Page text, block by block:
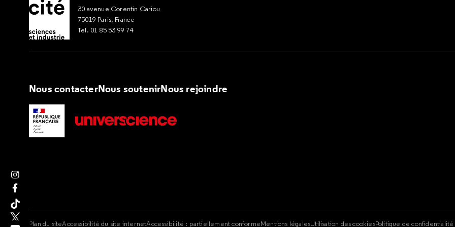
Suivez nous sur Instagram
Suivez nous sur Facebook
30 avenue Corentin Cariou
75019 Paris, France
Tel. 01 85 53 99 74
Nous contacterNous soutenirNous rejoindre
Plan du siteAccessibilité du site internetAccessibilité : partiellement conformeMentions légalesUtilisation des cookiesPolitique de